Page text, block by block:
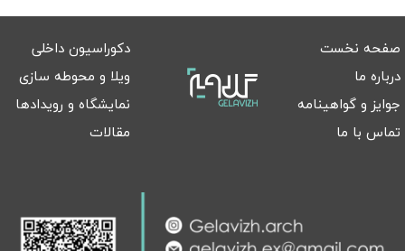
صفحه نخست
درباره ما
جوایز و گواهینامه
تماس با ما
دکوراسیون داخلی
ویلا و محوطه سازی
نمایشگاه و رویدادها
مقالات